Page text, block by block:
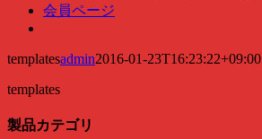
会員ページ
templatesadmin2016-01-23T16:23:22+09:00
templates
製品カテゴリ